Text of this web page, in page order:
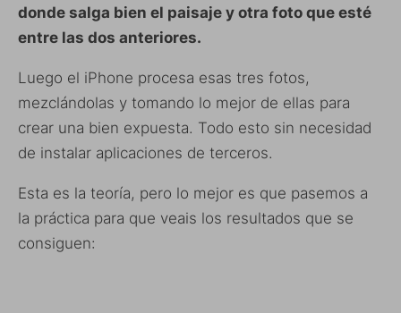
donde salga bien el paisaje y otra foto que esté
entre las dos anteriores.
Luego el iPhone procesa esas tres fotos,
mezclándolas y tomando lo mejor de ellas para
crear una bien expuesta. Todo esto sin necesidad
de instalar aplicaciones de terceros.
Esta es la teoría, pero lo mejor es que pasemos a
la práctica para que veais los resultados que se
consiguen: